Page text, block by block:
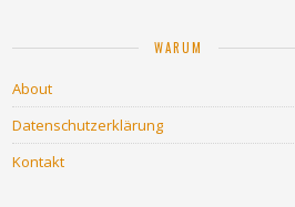
WARUM
About
Datenschutzerklärung
Kontakt